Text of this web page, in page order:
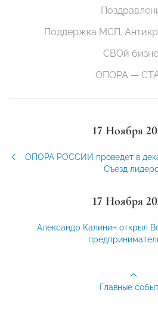
Поддержка МСП.
СВОй
ОПОРА —
17 Ноября
ОПОРА РОССИИ проведет в
Съезд
17 Ноября
Александр Калинин открыл
Главные